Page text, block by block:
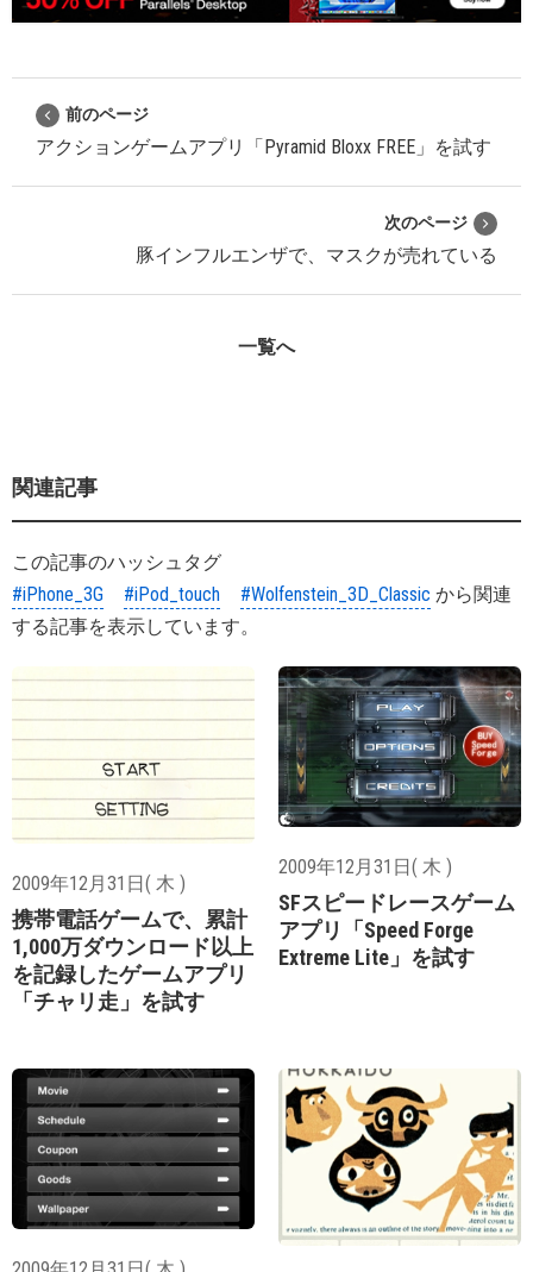
前のページ
アクションゲームアプリ「Pyramid Bloxx FREE」を試す
次のページ
豚インフルエンザで、マスクが売れている
一覧へ
関連記事
この記事のハッシュタグ
#iPhone_3G
#iPod_touch #Wolfenstein_3D_Classic から関連
する記事を表示しています。
2009年12月31日( 木 )
携帯電話ゲームで、累計
1,000万ダウンロード以上
を記録したゲームアプリ
「チャリ走」を試す
2009年12月31日( 木 )
SFスピードレースゲーム
アプリ「Speed Forge
Extreme Lite」を試す